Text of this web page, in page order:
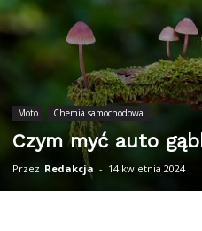
Moto Chemia samochodowa
Czym myć auto
Przez Redakcja - 14 kwietnia 2024